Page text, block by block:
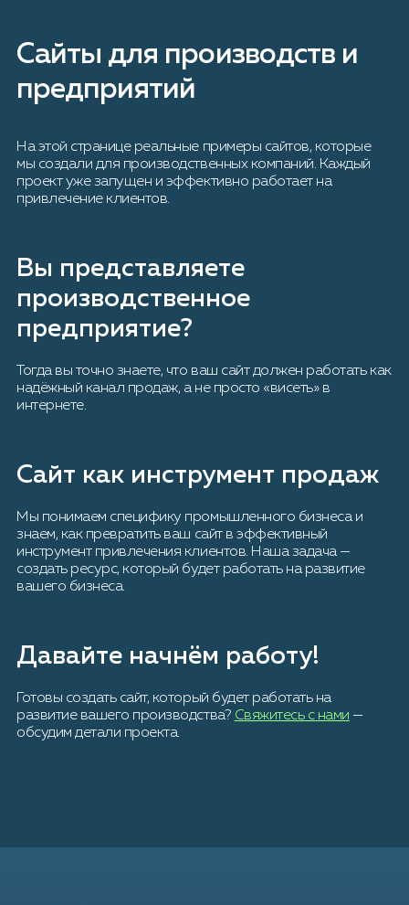
Сайты для производств и
предприятий
На этой странице реальные примеры сайтов, которые
мы создали для производственных компаний. Каждый
проект уже запущен и эффективно работает на
привлечение клиентов.
Вы представляете
производственное
предприятие?
Тогда вы точно знаете, что ваш сайт должен работать как
надёжный канал продаж, а не просто «висеть» в
интернете.
Сайт как инструмент продаж
Мы понимаем специфику промышленного бизнеса и
знаем, как превратить ваш сайт в эффективный
инструмент привлечения клиентов. Наша задача —
создать ресурс, который будет работать на развитие
вашего бизнеса.
Давайте начнём работу!
Готовы создать сайт, который будет работать на
развитие вашего производства? Свяжитесь с нами —
обсудим детали проекта.